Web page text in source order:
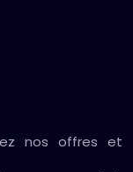
nos offres et